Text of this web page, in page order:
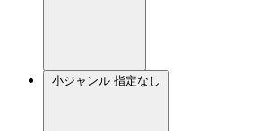
小ジャンル 指定なし